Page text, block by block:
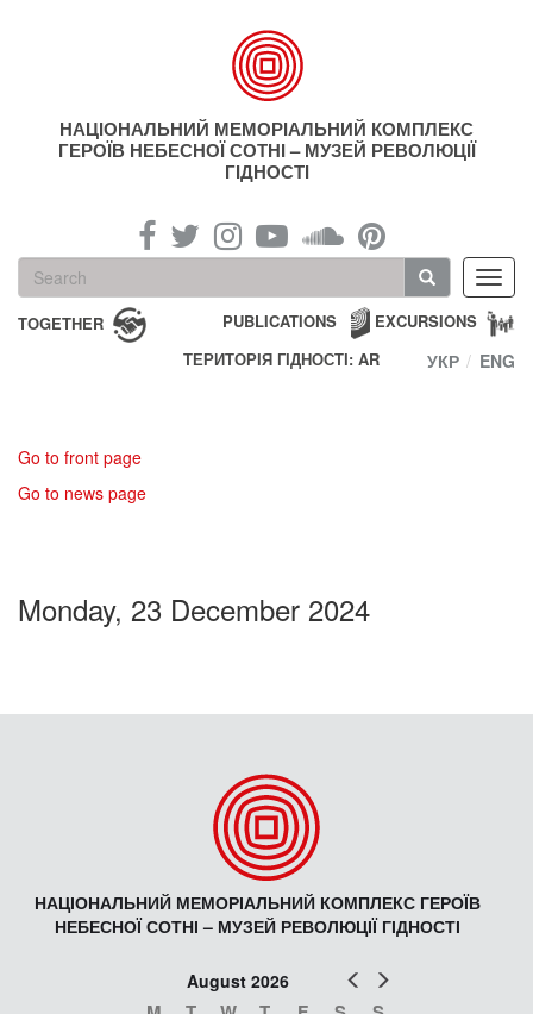
НАЦІОНАЛЬНИЙ МЕМОРІАЛЬНИЙ КОМПЛЕКС
ГЕРОЇВ НЕБЕСНОЇ СОТНІ – МУЗЕЙ РЕВОЛЮЦІЇ
ГІДНОСТІ
Search
form
Search
TOGETHER EXCURSIONS
PUBLICATIONS
ТЕРИТОРІЯ ГІДНОСТІ: AR
УКР ENG
Go to front page
Go to news page
Monday, 23 December 2024
НАЦІОНАЛЬНИЙ МЕМОРІАЛЬНИЙ КОМПЛЕКС ГЕРОЇВ
НЕБЕСНОЇ СОТНІ – МУЗЕЙ РЕВОЛЮЦІЇ ГІДНОСТІ
Prev
August 2026